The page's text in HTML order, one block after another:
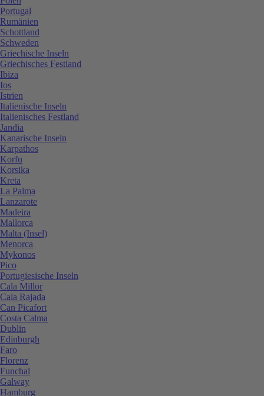
Portugal
Rumänien
Schottland
Schweden
Griechische Inseln
Griechisches Festland
Ibiza
Ios
Istrien
Italienische Inseln
Italienisches Festland
Jandia
Kanarische Inseln
Karpathos
Korfu
Korsika
Kreta
La Palma
Lanzarote
Madeira
Mallorca
Malta (Insel)
Menorca
Mykonos
Pico
Portugiesische Inseln
Cala Millor
Cala Rajada
Can Picafort
Costa Calma
Dublin
Edinburgh
Faro
Florenz
Funchal
Galway
Hamburg